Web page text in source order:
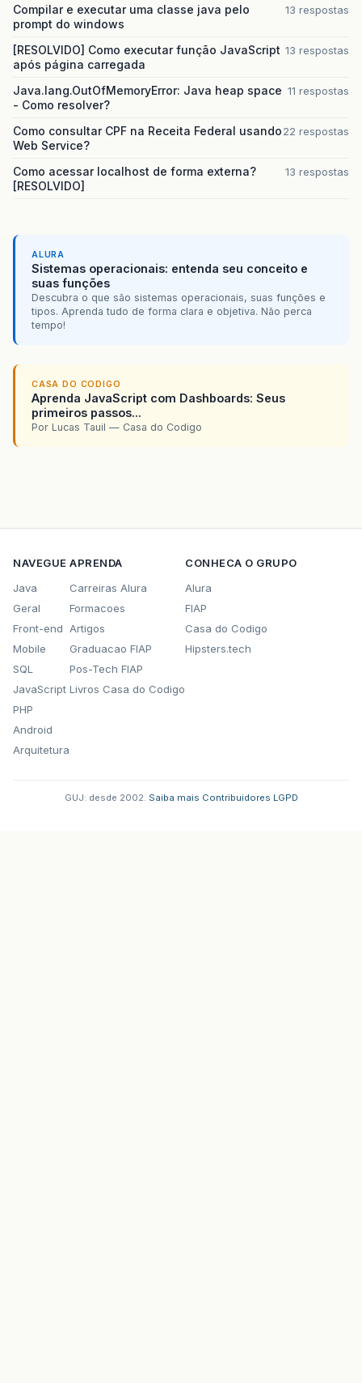
Compilar e executar uma classe java pelo
prompt do windows
13 respostas
[RESOLVIDO] Como executar função JavaScript
após página carregada
13 respostas
Java.lang.OutOfMemoryError: Java heap space
- Como resolver?
11 respostas
Como consultar CPF na Receita Federal usando
Web Service?
22 respostas
Como acessar localhost de forma externa?
[RESOLVIDO]
13 respostas
ALURA
Sistemas operacionais: entenda seu conceito e
suas funções
Descubra o que são sistemas operacionais, suas funções e
tipos. Aprenda tudo de forma clara e objetiva. Não perca
tempo!
CASA DO CODIGO
Aprenda JavaScript com Dashboards: Seus
primeiros passos...
Por Lucas Tauil — Casa do Codigo
NAVEGUE
Java
Geral
Front-end
Mobile
SQL
JavaScript
PHP
Android
Arquitetura
APRENDA
Carreiras Alura
Formacoes
Artigos
Graduacao FIAP
Pos-Tech FIAP
Livros Casa do Codigo
CONHECA O GRUPO
Alura
FIAP
Casa do Codigo
Hipsters.tech
GUJ: desde 2002. Saiba mais Contribuidores LGPD